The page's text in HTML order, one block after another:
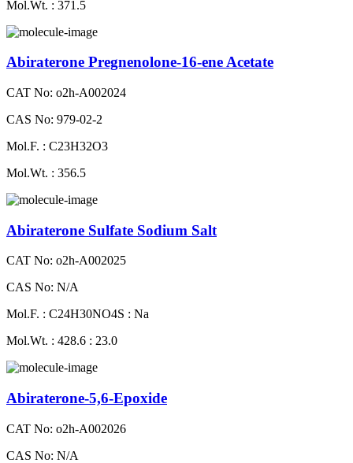
Mol.Wt. : 371.5
Abiraterone Pregnenolone-16-ene Acetate
CAT No: o2h-A002024
CAS No: 979-02-2
Mol.F. : C23H32O3
Mol.Wt. : 356.5
Abiraterone Sulfate Sodium Salt
CAT No: o2h-A002025
CAS No: N/A
Mol.F. : C24H30NO4S : Na
Mol.Wt. : 428.6 : 23.0
Abiraterone-5,6-Epoxide
CAT No: o2h-A002026
CAS No: N/A